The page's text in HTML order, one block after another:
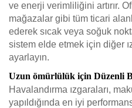
ve enerji verimliliğini artırır.
mağazalar gibi tüm ticari
ederek sıcak veya soğuk
sistem elde etmek için diğer
ayarlayın.
Uzun ömürlülük için Düzenli
Havalandırma ızgaraları,
yapıldığında en iyi